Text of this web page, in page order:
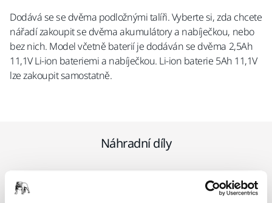
Dodává se se dvěma podložnými talíři. Vyberte si, zda chcete
nářadí zakoupit se dvěma akumulátory a nabíječkou, nebo
bez nich. Model včetně baterií je dodáván se dvěma 2,5Ah
11,1V Li-ion bateriemi a nabíječkou. Li-ion baterie 5Ah 11,1V
lze zakoupit samostatně.
Náhradní díly
Podložný talíř 32 mm s rychlospojkou